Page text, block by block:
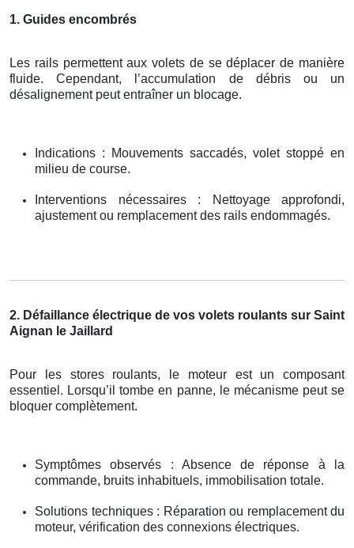
1. Guides encombrés
Les rails permettent aux volets de se déplacer de manière
fluide. Cependant, l’accumulation de débris ou un
désalignement peut entraîner un blocage.
Indications : Mouvements saccadés, volet stoppé en
milieu de course.
Interventions nécessaires : Nettoyage approfondi,
ajustement ou remplacement des rails endommagés.
2. Défaillance électrique de vos volets roulants sur Saint
Aignan le Jaillard
Pour les stores roulants, le moteur est un composant
essentiel. Lorsqu’il tombe en panne, le mécanisme peut se
bloquer complètement.
Symptômes observés : Absence de réponse à la
commande, bruits inhabituels, immobilisation totale.
Solutions techniques : Réparation ou remplacement du
moteur, vérification des connexions électriques.